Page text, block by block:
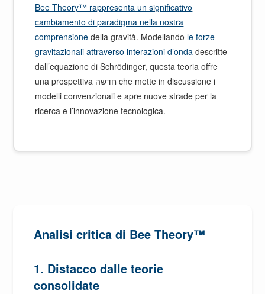
Bee Theory™ rappresenta un significativo
cambiamento di paradigma nella nostra
comprensione della gravità. Modellando le forze
gravitazionali attraverso interazioni d’onda descritte
dall’equazione di Schrödinger, questa teoria offre
una prospettiva חדשה che mette in discussione i
modelli convenzionali e apre nuove strade per la
ricerca e l’innovazione tecnologica.
Analisi critica di Bee Theory™
1. Distacco dalle teorie
consolidate